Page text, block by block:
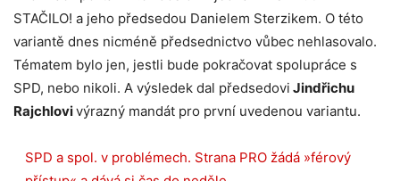
STAČILO! a jeho předsedou Danielem Sterzikem. O této
variantě dnes nicméně předsednictvo vůbec nehlasovalo.
Tématem bylo jen, jestli bude pokračovat spolupráce s
SPD, nebo nikoli. A výsledek dal předsedovi Jindřichu
Rajchlovivýrazný mandát pro první uvedenou variantu.
SPD a spol. v problémech. Strana PRO žádá »férový